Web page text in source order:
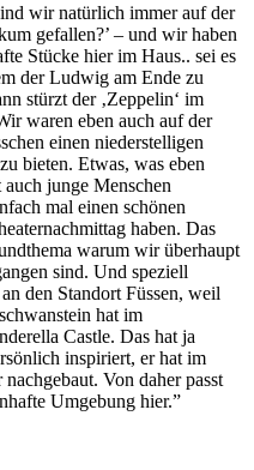
wir natürlich immer auf der
gefallen?’ – und wir haben
Stücke hier im Haus.. sei es
der Ludwig am Ende zu
stürzt der ‚Zeppelin‘ im
waren eben auch auf der
einen niederstelligen
bieten. Etwas, was eben
junge Menschen
mal einen schönen
haben. Das
warum wir überhaupt
sind. Und speziell
den Standort Füssen, weil
hat im
Castle. Das hat ja
inspiriert, er hat im
Von daher passt
Umgebung hier.”